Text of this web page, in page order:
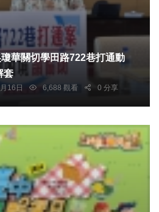
華關切學田路722巷打通動
套
16日 6,688 觀看 0 分享